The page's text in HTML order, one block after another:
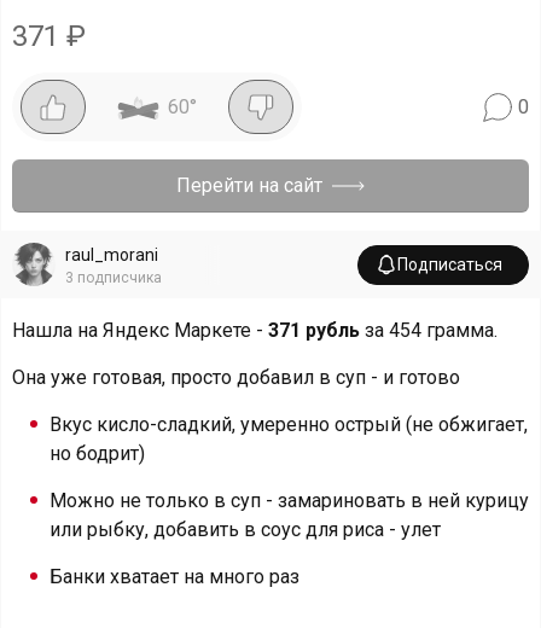
371 ₽
60° 0
Перейти на сайт
raul_morani
3 подписчика
Подписаться
Нашла на Яндекс Маркете - 371 рубль за 454 грамма.
Она уже готовая, просто добавил в суп - и готово
Вкус кисло-сладкий, умеренно острый (не обжигает,
но бодрит)
Можно не только в суп - замариновать в ней курицу
или рыбку, добавить в соус для риса - улет
Банки хватает на много раз